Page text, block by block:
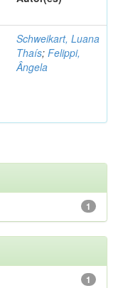
Schweikart, Luana
Thaís; Felippi,
Ângela
1
1